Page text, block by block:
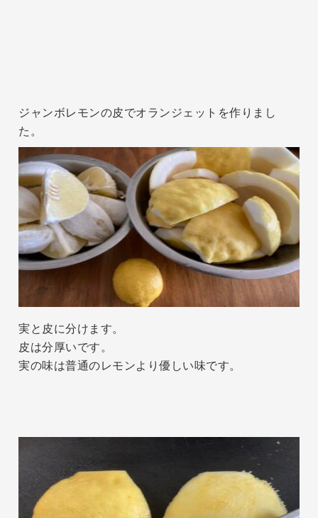
ジャンボレモンの皮でオランジェットを作りまし
た。
実と皮に分けます。
皮は分厚いです。
実の味は普通のレモンより優しい味です。